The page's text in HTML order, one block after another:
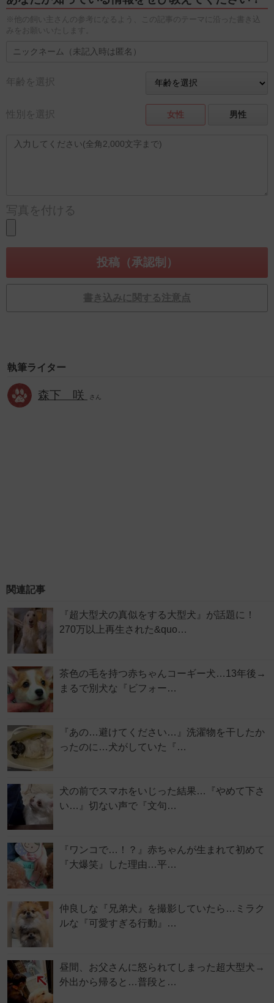
※他の飼い主さんの参考になるよう、この記事のテーマに沿った書き込
みをお願いいたします。
年齢を選択
性別を選択 女性 男性
写真を付ける
書き込みに関する注意点
執筆ライター
森下 咲 さん
関連記事
『超大型犬の真似をする大型犬』が話題に！
270万以上再生された&quo…
茶色の毛を持つ赤ちゃんコーギー犬…13年後→
まるで別犬な『ビフォー…
『あの…避けてください…』洗濯物を干したか
ったのに…犬がしていた『…
犬の前でスマホをいじった結果…『やめて下さ
い…』切ない声で『文句…
『ワンコで…！？』赤ちゃんが生まれて初めて
『大爆笑』した理由…平…
仲良しな『兄弟犬』を撮影していたら…ミラク
ルな『可愛すぎる行動』…
昼間、お父さんに怒られてしまった超大型犬→
外出から帰ると…普段と…